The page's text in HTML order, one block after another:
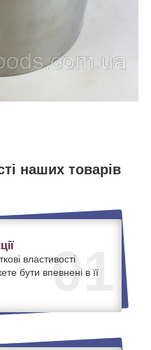
наших товарів
01
властивості
бути впевнені в її